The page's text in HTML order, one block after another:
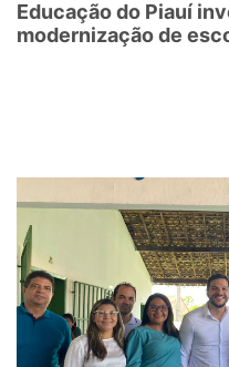
Educação do Piauí
modernização de